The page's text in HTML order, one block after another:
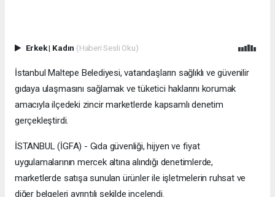
Erkek| Kadın (Haberi Sesli Oku)
İstanbul Maltepe Belediyesi, vatandaşların sağlıklı ve güvenilir
gıdaya ulaşmasını sağlamak ve tüketici haklarını korumak
amacıyla ilçedeki zincir marketlerde kapsamlı denetim
gerçekleştirdi.
İSTANBUL (İGFA) - Gıda güvenliği, hijyen ve fiyat
uygulamalarının mercek altına alındığı denetimlerde,
marketlerde satışa sunulan ürünler ile işletmelerin ruhsat ve
diğer belgeleri ayrıntılı şekilde incelendi.